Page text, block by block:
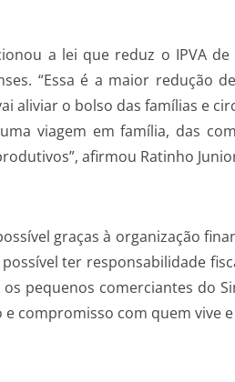
a lei que reduz o IPVA
“Essa é a maior redução
aliviar o bolso das famílias e
viagem em família, das
afirmou Ratinho
graças à organização
ter responsabilidade
pequenos comerciantes do
compromisso com quem vive